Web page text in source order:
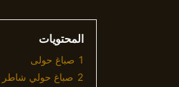
المحتويات
1 صباغ حولى
2 صباغ حولي